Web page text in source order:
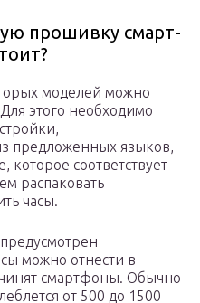
прошивку смарт-
моделей можно
этого необходимо
предложенных языков,
которое соответствует
распаковать
часы.
можно отнести в
смартфоны. Обычно
от 500 до 1500